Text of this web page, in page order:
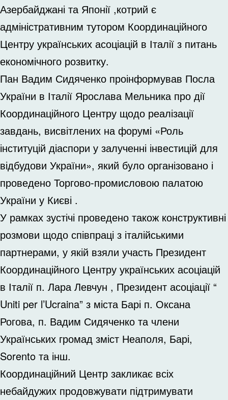
Азербайджані та Японії ,котрий є
адміністративним тутором Координаційного
Центру українських асоціацій в Італії з питань
економічного розвитку.
Пан Вадим Сидяченко проінформував Посла
України в Італії Ярослава Мельника про дії
Координаційного Центру щодо реалізації
завдань, висвітлених на форумі «Роль
інституцій діаспори у залученні інвестицій для
відбудови України», який було організовано і
проведено Торгово-промисловою палатою
України у Києві .
У рамках зустічі проведено також конструктивні
розмови щодо співпраці з італійськими
партнерами, у якій взяли участь Президент
Координаційного Центру українських асоціацій
в Італії п. Лара Левчун , Президент асоціації “
Uniti per l’Ucraina” з міста Барі п. Оксана
Рогова, п. Вадим Сидяченко та члени
Українських громад зміст Неаполя, Барі,
Sorento та інш.
Координаційний Центр закликає всіх
небайдужих продовжувати підтримувати